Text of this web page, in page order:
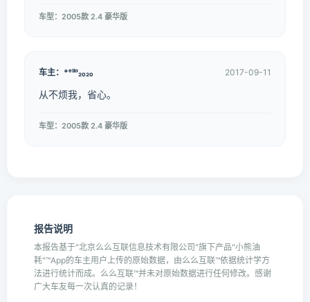
车型：2005款 2.4 豪华版
车主：*ᵉᑊᑊᵒ₂₀₂₀ 2017-09-11
从不烦我，省心。
车型：2005款 2.4 豪华版
报告说明
本报告基于"北京么么互联信息技术有限公司"旗下产品"小熊油
耗"™App的车主用户上传的原始数据，由么么互联™依据统计学方
法进行统计而成。么么互联™并未对原始数据进行任何修改。感谢
广大车友每一次认真的记录！